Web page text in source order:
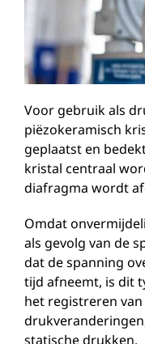
Voor gebruik als
piëzokeramisch
geplaatst en
kristal centraal
diafragma wordt
Omdat
als gevolg van de
dat de spanning
tijd afneemt, is dit
het registreren
statische drukken.